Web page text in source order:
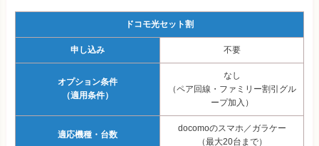
ドコモ光セット割
申し込み 不要
オプション条件
（適用条件）
なし
（ペア回線・ファミリー割引グル
ープ加入）
適応機種・台数
docomoのスマホ／ガラケー
（最大20台まで）